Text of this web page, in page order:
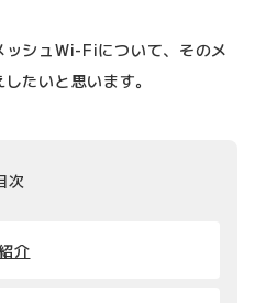
ッシュWi-Fiについて、そのメ
たいと思います。
次
介